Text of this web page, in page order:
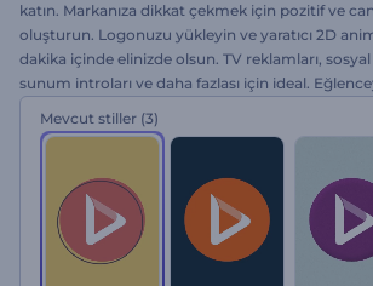
katın. Markanıza dikkat çekmek için pozitif ve
oluşturun. Logonuzu yükleyin ve yaratıcı 2D
dakika içinde elinizde olsun. TV reklamları,
sunum introları ve daha fazlası için ideal.
Mevcut stiller (3)